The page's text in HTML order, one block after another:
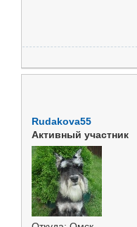
Rudakova55
Активный участник